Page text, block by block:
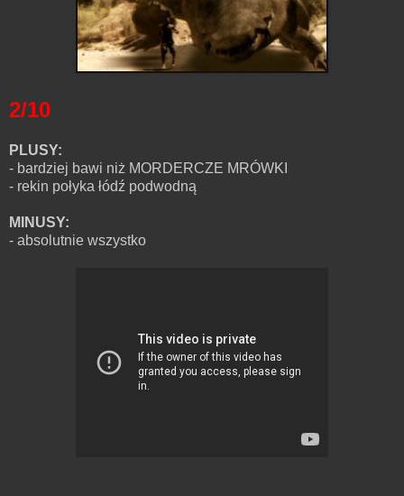
2/10
PLUSY:
- bardziej bawi niż MORDERCZE MRÓWKI
- rekin połyka łódź podwodną
MINUSY:
- absolutnie wszystko